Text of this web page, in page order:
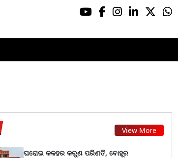
View More
ଘରୋଇ କଳହର କରୁଣ ପରିଣତି, ବୋହୂର